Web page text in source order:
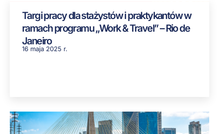
Targi pracy dla stażystów i praktykantów w
ramach programu „Work & Travel” – Rio de
Janeiro
16 maja 2025 r.